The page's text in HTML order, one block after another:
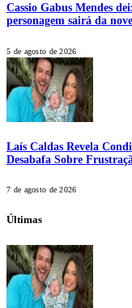
Cassio Gabus Mendes
personagem sairá da
5 de agosto de 2026
Laís Caldas Revela
Desabafa Sobre
7 de agosto de 2026
Últimas